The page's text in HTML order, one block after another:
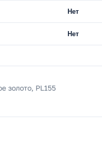
Нет
Нет
золото, PL155